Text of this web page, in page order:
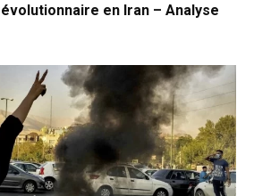
en Iran – Analyse